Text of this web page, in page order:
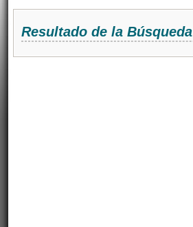
Resultado de la Búsqueda